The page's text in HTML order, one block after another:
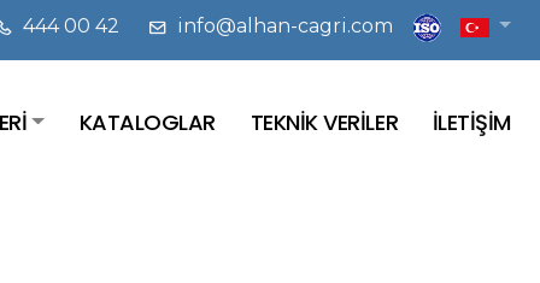
444 00 42 info@alhan-cagri.com
KATALOGLAR TEKNİK VERİLER İLETİŞİM